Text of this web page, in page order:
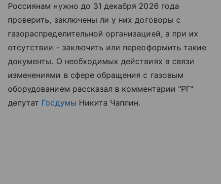
Россиянам нужно до 31 декабря 2026 года
проверить, заключены ли у них договоры с
газораспределительной организацией, а при их
отсутствии - заключить или переоформить такие
документы. О необходимых действиях в связи
изменениями в сфере обращения с газовым
оборудованием рассказал в комментарии "РГ"
депутат Госдумы Никита Чаплин.